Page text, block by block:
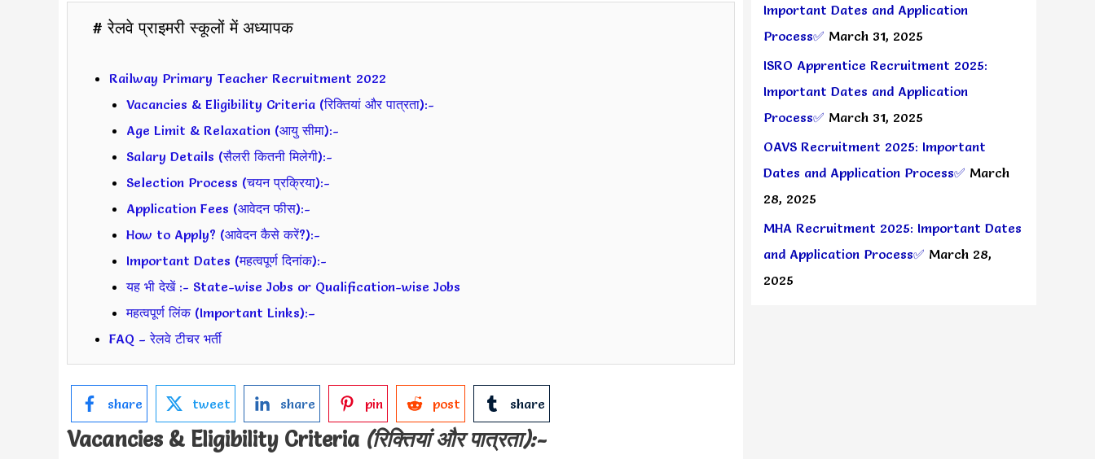
# रेलवे प्राइमरी स्कूलों में अध्यापक
Railway Primary Teacher Recruitment 2022
Vacancies & Eligibility Criteria (रिक्तियां और पात्रता):-
Age Limit & Relaxation (आयु सीमा):-
Salary Details (सैलरी कितनी मिलेगी):-
Selection Process (चयन प्रक्रिया):-
Application Fees (आवेदन फीस):-
How to Apply? (आवेदन कैसे करें?):-
Important Dates (महत्वपूर्ण दिनांक):-
यह भी देखें :- State-wise Jobs or Qualification-wise Jobs
महत्वपूर्ण लिंक (Important Links):–
FAQ – रेलवे टीचर भर्ती
share tweet share pin post share
Vacancies & Eligibility Criteria (रिक्तियां और पात्रता):-
Important Dates and Application
Process✅ March 31, 2025
ISRO Apprentice Recruitment 2025:
Important Dates and Application
Process✅ March 31, 2025
OAVS Recruitment 2025: Important
Dates and Application Process✅ March
28, 2025
MHA Recruitment 2025: Important Dates
and Application Process✅ March 28,
2025